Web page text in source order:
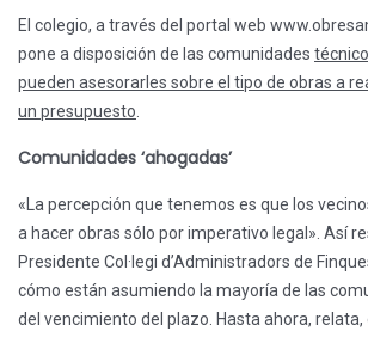
El colegio, a través del portal web
pone a disposición de las comunidades
pueden asesorarles sobre el tipo de obras a
un presupuesto
Comunidades ‘ahogadas’
«La percepción que tenemos es que los
a hacer obras sólo por imperativo legal». Así
Presidente Col·legi d’Administradors de
cómo están asumiendo la mayoría de las
del vencimiento del plazo. Hasta ahora, relata,